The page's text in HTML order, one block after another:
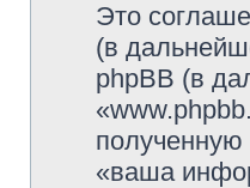
Это
(в
phpBB (в
«ваша